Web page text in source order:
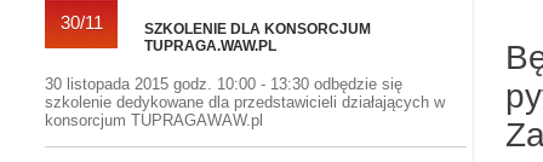
30/11
SZKOLENIE DLA KONSORCJUM
TUPRAGA.WAW.PL
30 listopada 2015 godz. 10:00 - 13:30 odbędzie się
szkolenie dedykowane dla przedstawicieli działających w
konsorcjum TUPRAGAWAW.pl